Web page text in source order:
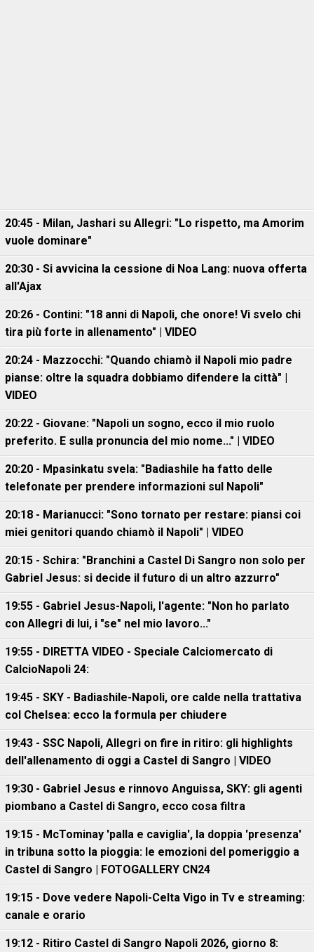
20:45 - Milan, Jashari su Allegri: "Lo rispetto, ma Amorim
vuole dominare"
20:30 - Si avvicina la cessione di Noa Lang: nuova offerta
all'Ajax
20:26 - Contini: "18 anni di Napoli, che onore! Vi svelo chi
tira più forte in allenamento" | VIDEO
20:24 - Mazzocchi: "Quando chiamò il Napoli mio padre
pianse: oltre la squadra dobbiamo difendere la città" |
VIDEO
20:22 - Giovane: "Napoli un sogno, ecco il mio ruolo
preferito. E sulla pronuncia del mio nome..." | VIDEO
20:20 - Mpasinkatu svela: "Badiashile ha fatto delle
telefonate per prendere informazioni sul Napoli"
20:18 - Marianucci: "Sono tornato per restare: piansi coi
miei genitori quando chiamò il Napoli" | VIDEO
20:15 - Schira: "Branchini a Castel Di Sangro non solo per
Gabriel Jesus: si decide il futuro di un altro azzurro"
19:55 - Gabriel Jesus-Napoli, l'agente: "Non ho parlato
con Allegri di lui, i "se" nel mio lavoro..."
19:55 - DIRETTA VIDEO - Speciale Calciomercato di
CalcioNapoli 24:
19:45 - SKY - Badiashile-Napoli, ore calde nella trattativa
col Chelsea: ecco la formula per chiudere
19:43 - SSC Napoli, Allegri on fire in ritiro: gli highlights
dell'allenamento di oggi a Castel di Sangro | VIDEO
19:30 - Gabriel Jesus e rinnovo Anguissa, SKY: gli agenti
piombano a Castel di Sangro, ecco cosa filtra
19:15 - McTominay 'palla e caviglia', la doppia 'presenza'
in tribuna sotto la pioggia: le emozioni del pomeriggio a
Castel di Sangro | FOTOGALLERY CN24
19:15 - Dove vedere Napoli-Celta Vigo in Tv e streaming:
canale e orario
19:12 - Ritiro Castel di Sangro Napoli 2026, giorno 8: